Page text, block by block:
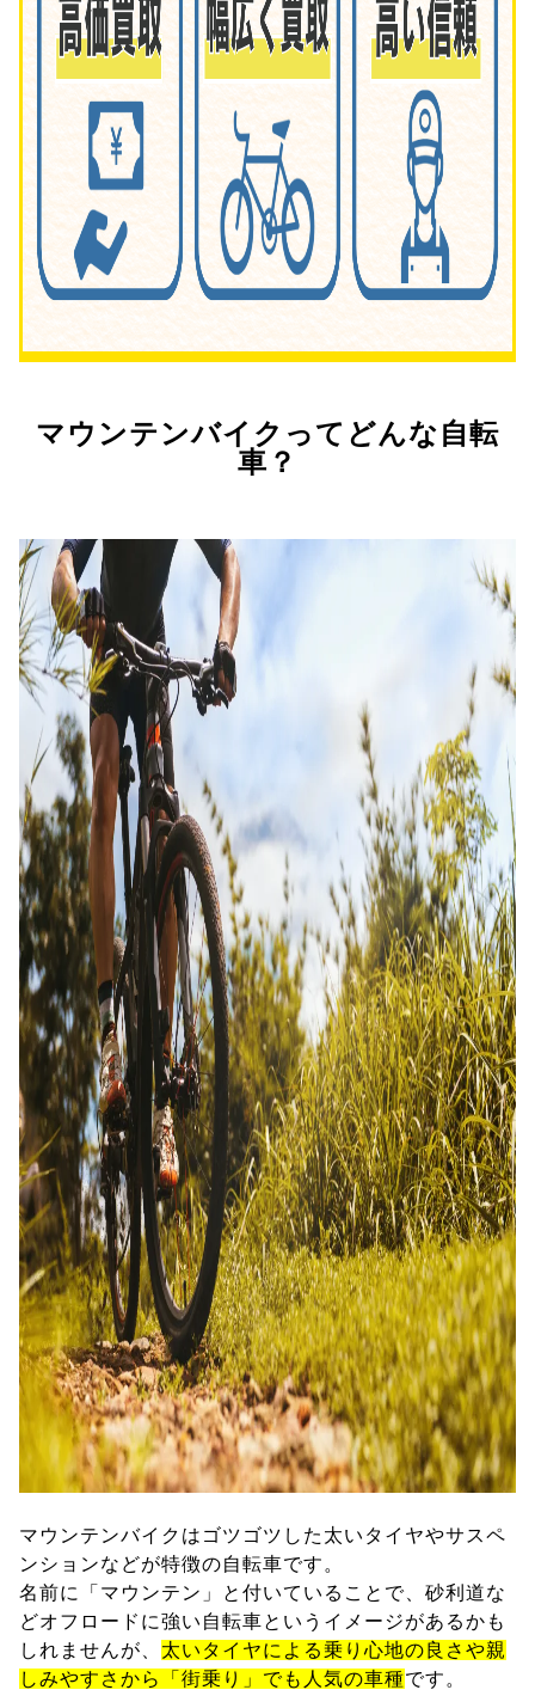
マウンテンバイクってどんな自転
車？
マウンテンバイクはゴツゴツした太いタイヤやサスペ
ンションなどが特徴の自転車です。
名前に「マウンテン」と付いていることで、砂利道な
どオフロードに強い自転車というイメージがあるかも
しれませんが、 太いタイヤによる乗り心地の良さや親
しみやすさから「街乗り」でも人気の車種です。